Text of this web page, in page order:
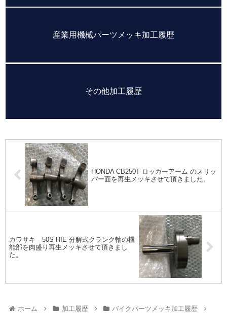
産業用機械パーツメッキ加工履歴
その他加工履歴
HONDA CB250T ロッカーアーム のスリッ
パー面を再生メッキさせて頂きました。
カワサキ 50S HIE 分解式クランク軸の機
能部を肉盛り再生メッキさせて頂きまし
た。
ホーム 加工履歴
バイクパーツメッキ加工履歴